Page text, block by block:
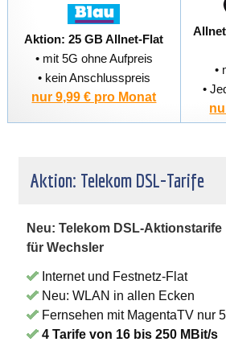
Aktion: 25 GB Allnet-Flat
• mit 5G ohne Aufpreis
• kein Anschlusspreis
nur 9,99 € pro Monat
•
•
Aktion: Telekom DSL-Tarife
Neu: Telekom DSL-Aktionstarife
für Wechsler
Internet und Festnetz-Flat
Neu: WLAN in allen Ecken
Fernsehen mit MagentaTV nur
4 Tarife von 16 bis 250 MBit/s